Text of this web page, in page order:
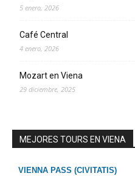
5 enero, 2026
Café Central
4 enero, 2026
Mozart en Viena
29 diciembre, 2025
MEJORES TOURS EN VIENA
VIENNA PASS (CIVITATIS)